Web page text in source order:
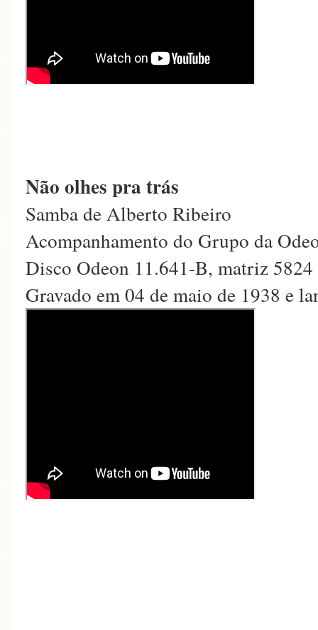
Não olhes pra trás
Samba de Alberto Ribeiro
Acompanhamento do Grupo da
Disco Odeon 11.641-B, matriz 5824
Gravado em 04 de maio de 1938 e